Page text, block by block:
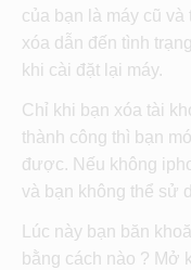
của bạn là máy cũ
xóa dẫn đến tình
khi cài đặt lại máy.
Chỉ khi bạn xóa tài
thành công thì bạn
được. Nếu không
và bạn không thể sử
Lúc này bạn băn
bằng cách nào ? Mở